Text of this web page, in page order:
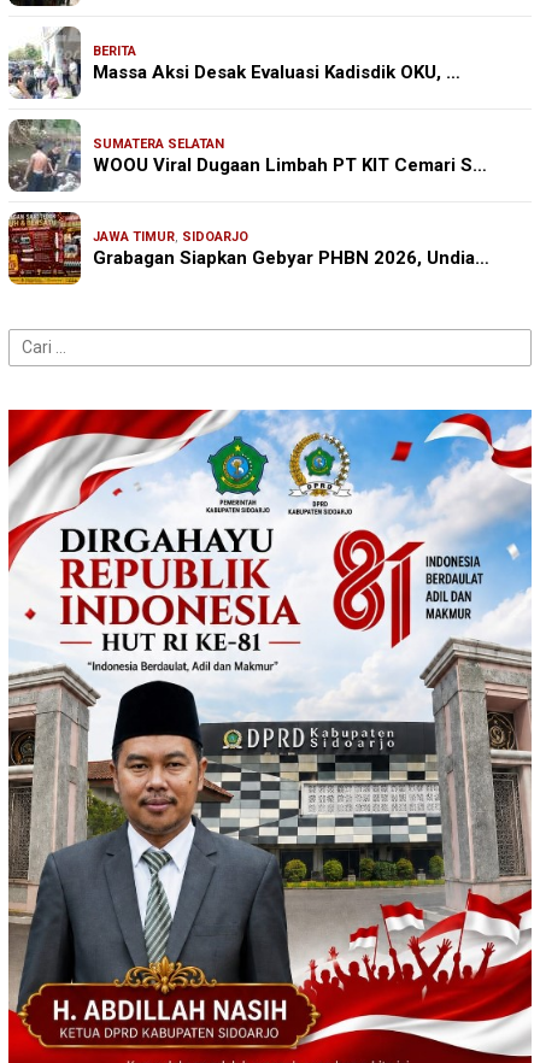
BERITA
Massa Aksi Desak Evaluasi Kadisdik OKU, …
SUMATERA SELATAN
WOOU Viral Dugaan Limbah PT KIT Cemari S…
JAWA TIMUR, SIDOARJO
Grabagan Siapkan Gebyar PHBN 2026, Undia…
Cari
untuk: